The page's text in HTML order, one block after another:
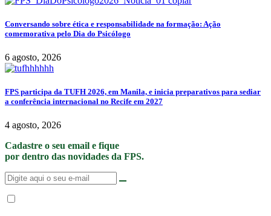
Conversando sobre ética e responsabilidade na formação: Ação
comemorativa pelo Dia do Psicólogo
6 agosto, 2026
FPS participa da TUFH 2026, em Manila, e inicia preparativos para sediar
a conferência internacional no Recife em 2027
4 agosto, 2026
Cadastre o seu email e fique
por dentro das novidades da FPS.